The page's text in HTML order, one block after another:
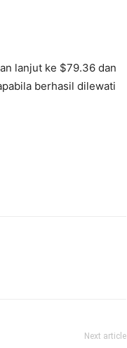
lanjut ke $79.36 dan
berhasil dilewati
Next article